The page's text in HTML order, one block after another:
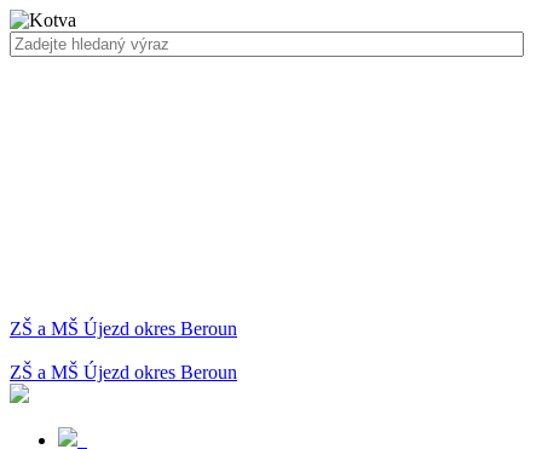
ZŠ a MŠ Újezd okres Beroun
ZŠ a MŠ Újezd okres Beroun